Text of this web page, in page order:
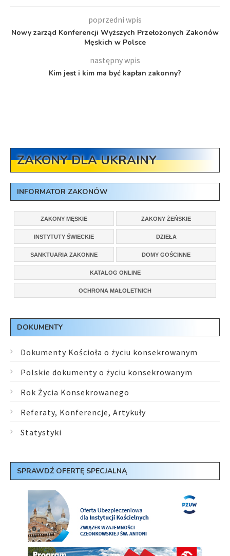
poprzedni wpis
Nowy zarząd Konferencji Wyższych Przełożonych Zakonów
Męskich w Polsce
następny wpis
Kim jest i kim ma być kapłan zakonny?
ZAKONY DLA UKRAINY
INFORMATOR ZAKONÓW
ZAKONY MĘSKIE ZAKONY ŻEŃSKIE
INSTYTUTY ŚWIECKIE DZIEŁA
SANKTUARIA ZAKONNE DOMY GOŚCINNE
KATALOG ONLINE
OCHRONA MAŁOLETNICH
DOKUMENTY
Dokumenty Kościoła o życiu konsekrowanym
Polskie dokumenty o życiu konsekrowanym
Rok Życia Konsekrowanego
Referaty, Konferencje, Artykuły
Statystyki
SPRAWDŹ OFERTĘ SPECJALNĄ